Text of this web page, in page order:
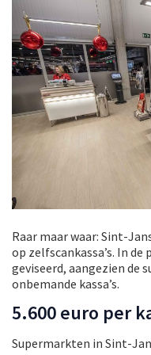
Raar maar waar: Sint-
op zelfscankassa’s. In
geviseerd, aangezien de
onbemande kassa’s.
5.600 euro per
Supermarkten in Sint-